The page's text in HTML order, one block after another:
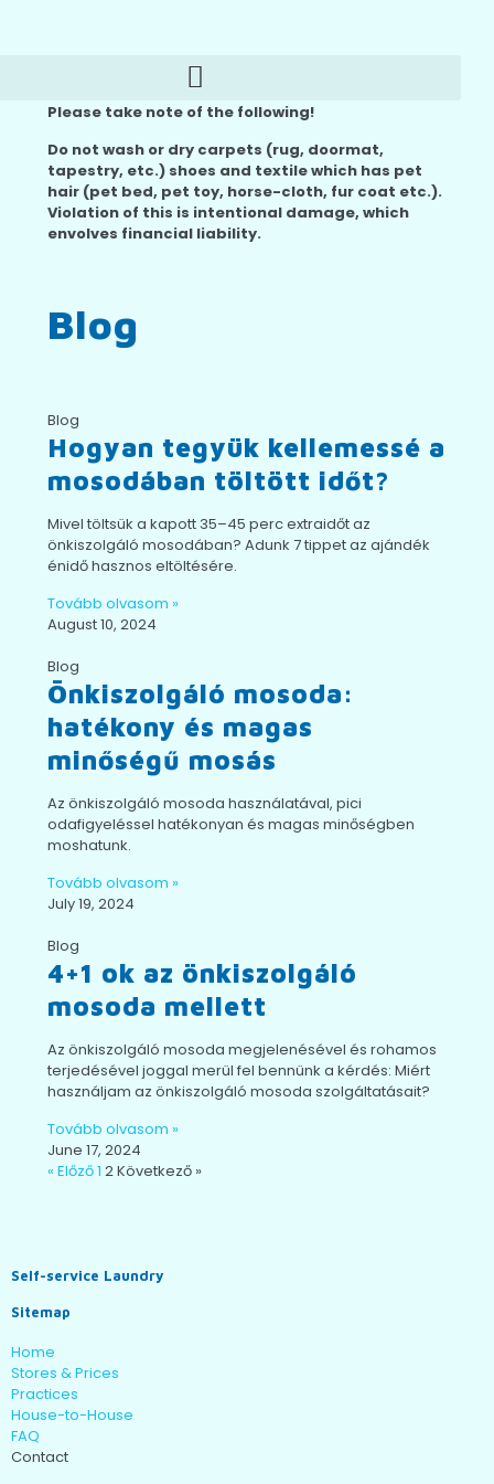
Please take note of the following!
Do not wash or dry carpets (rug, doormat,
tapestry, etc.) shoes and textile which has pet
hair (pet bed, pet toy, horse-cloth, fur coat etc.).
Violation of this is intentional damage, which
envolves financial liability.
Blog
Blog
Hogyan tegyük kellemessé a
mosodában töltött időt?
Mivel töltsük a kapott 35–45 perc extraidőt az
önkiszolgáló mosodában? Adunk 7 tippet az ajándék
énidő hasznos eltöltésére.
Tovább olvasom »
August 10, 2024
Blog
Önkiszolgáló mosoda:
hatékony és magas
minőségű mosás
Az önkiszolgáló mosoda használatával, pici
odafigyeléssel hatékonyan és magas minőségben
moshatunk.
Tovább olvasom »
July 19, 2024
Blog
4+1 ok az önkiszolgáló
mosoda mellett
Az önkiszolgáló mosoda megjelenésével és rohamos
terjedésével joggal merül fel bennünk a kérdés: Miért
használjam az önkiszolgáló mosoda szolgáltatásait?
Tovább olvasom »
June 17, 2024
« Előző1 2Következő »
Self-service Laundry
Sitemap
Home
Stores & Prices
Practices
House-to-House
FAQ
Contact